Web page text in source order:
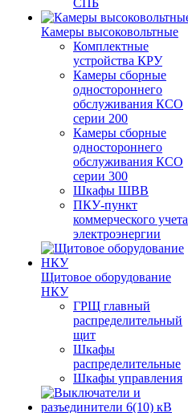
СПБ
Камеры высоковольтные
Комплектные
устройства КРУ
Камеры сборные
одностороннего
обслуживания КСО
серии 200
Камеры сборные
одностороннего
обслуживания КСО
серии 300
Шкафы ШВВ
ПКУ-пункт
коммерческого учета
электроэнергии
Щитовое оборудование
НКУ
ГРЩ главный
распределительный
щит
Шкафы
распределительные
Шкафы управления